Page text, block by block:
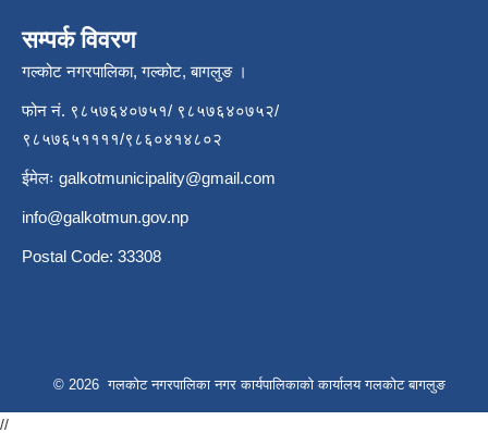
सम्पर्क विवरण
गल्कोट नगरपालिका, गल्कोट, बागलुङ ।
फोन नं. ९८५७६४०७५१/ ९८५७६४०७५२/
९८५७६५११११/९८६०४१४८०२
ईमेलः galkotmunicipality@gmail.com
info@galkotmun.gov.np
Postal Code: 33308
© 2026 गलकोट नगरपालिका नगर कार्यपालिकाको कार्यालय गलकोट बागलुङ
//